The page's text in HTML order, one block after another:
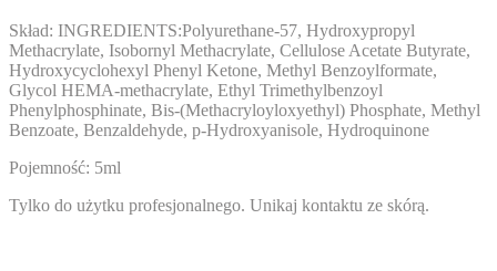
Skład: INGREDIENTS:Polyurethane-57, Hydroxypropyl
Methacrylate, Isobornyl Methacrylate, Cellulose Acetate Butyrate,
Hydroxycyclohexyl Phenyl Ketone, Methyl Benzoylformate,
Glycol HEMA-methacrylate, Ethyl Trimethylbenzoyl
Phenylphosphinate, Bis-(Methacryloyloxyethyl) Phosphate, Methyl
Benzoate, Benzaldehyde, p-Hydroxyanisole, Hydroquinone
Pojemność: 5ml
Tylko do użytku profesjonalnego. Unikaj kontaktu ze skórą.